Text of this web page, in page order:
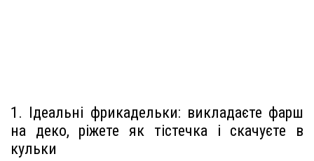
1. Ідеальні фрикадельки: викладаєте фарш
на деко, ріжете як тістечка і скачуєте в
кульки